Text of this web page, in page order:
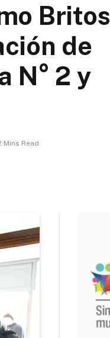
Britos
de
N° 2 y
Mins Read